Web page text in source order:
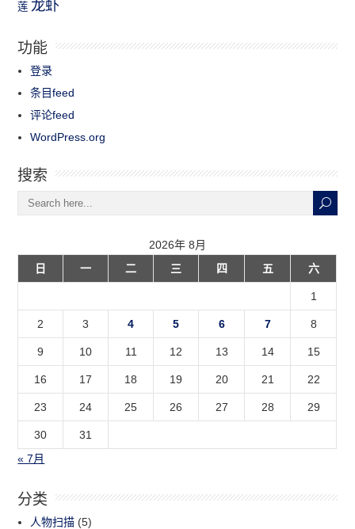
莲 龙虾
功能
登录
条目feed
评论feed
WordPress.org
搜索
2026年 8月
日
一 二 三 四 五 六
1
2 3 4 5 6 7 8
9 10 11 12 13 14 15
16 17 18 19 20 21 22
23 24 25 26 27 28 29
30
31
« 7月
分类
人物扫描 (5)